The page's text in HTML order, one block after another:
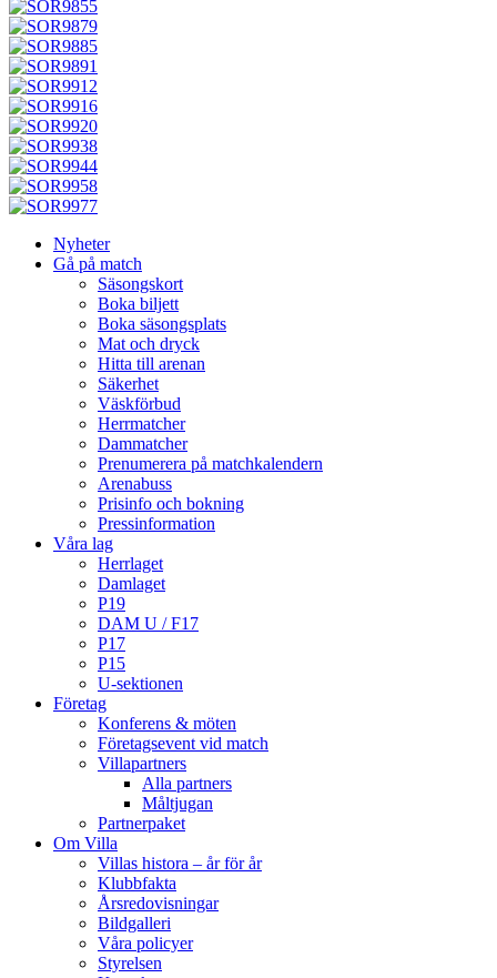
Nyheter
Gå på match
Säsongskort
Boka biljett
Boka säsongsplats
Mat och dryck
Hitta till arenan
Säkerhet
Väskförbud
Herrmatcher
Dammatcher
Prenumerera på matchkalendern
Arenabuss
Prisinfo och bokning
Pressinformation
Våra lag
Herrlaget
Damlaget
P19
DAM U / F17
P17
P15
U-sektionen
Företag
Konferens & möten
Företagsevent vid match
Villapartners
Alla partners
Måltjugan
Partnerpaket
Om Villa
Villas histora – år för år
Klubbfakta
Årsredovisningar
Bildgalleri
Våra policyer
Styrelsen